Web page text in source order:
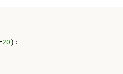
20 ):